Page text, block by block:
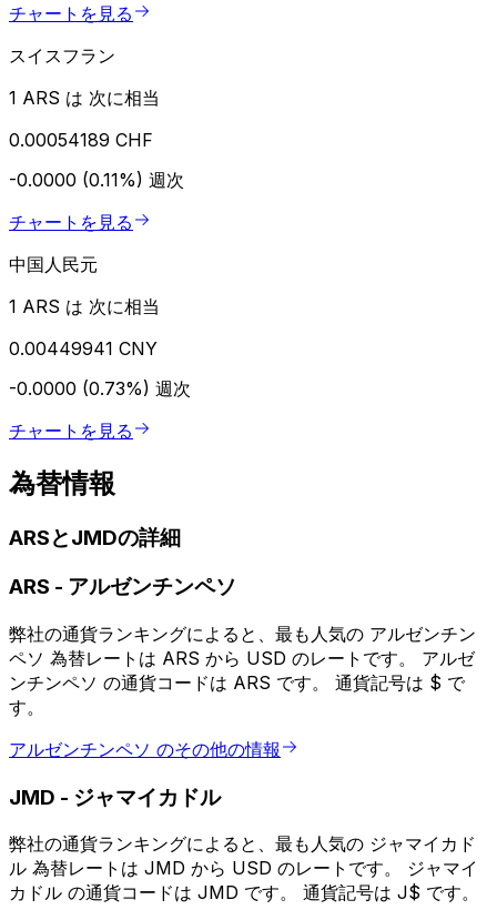
チャートを見る
スイスフラン
1 ARS は 次に相当
0.00054189 CHF
-0.0000 (0.11%) 週次
チャートを見る
中国人民元
1 ARS は 次に相当
0.00449941 CNY
-0.0000 (0.73%) 週次
チャートを見る
為替情報
ARSとJMDの詳細
ARS - アルゼンチンペソ
弊社の通貨ランキングによると、最も人気の アルゼンチン
ペソ 為替レートは ARS から USD のレートです。 アルゼ
ンチンペソ の通貨コードは ARS です。 通貨記号は $ で
す。
アルゼンチンペソ のその他の情報
JMD - ジャマイカドル
弊社の通貨ランキングによると、最も人気の ジャマイカド
ル 為替レートは JMD から USD のレートです。 ジャマイ
カドル の通貨コードは JMD です。 通貨記号は J$ です。